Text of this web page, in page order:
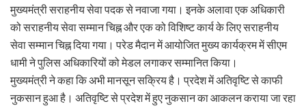
मुख्यमंत्री सराहनीय सेवा पदक से नवाजा गया। इनके अलावा एक अधिकारी
को सराहनीय सेवा सम्मान चिह्न और एक को विशिष्ट कार्य के लिए सराहनीय
सेवा सम्मान चिह्न दिया गया। परेड मैदान में आयोजित मुख्य कार्यक्रम में सीएम
धामी ने पुलिस अधिकारियों को मेडल लगाकर सम्मानित किया।
मुख्यमंत्री ने कहा कि अभी मानसून सक्रिय है। प्रदेश में अतिवृष्टि से काफी
नुकसान हुआ है। अतिवृष्टि से प्रदेश में हुए नुकसान का आकलन कराया जा रहा